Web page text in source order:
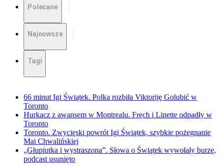
Polecane
Najnowsze
Tagi
66 minut Igi Świątek. Polka rozbiła Viktoriję Golubić w
Toronto
Hurkacz z awansem w Montrealu. Fręch i Linette odpadły w
Toronto
Toronto. Zwycięski powrót Igi Świątek, szybkie pożegnanie
Mai Chwalińskiej
„Głupiutka i wystraszona”. Słowa o Świątek wywołały burzę,
podcast usunięto